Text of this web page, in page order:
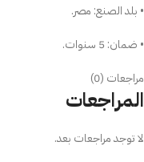
• بلد الصنع: مصر.
• ضمان: 5 سنوات.
مراجعات (0)
المراجعات
لا توجد مراجعات بعد.